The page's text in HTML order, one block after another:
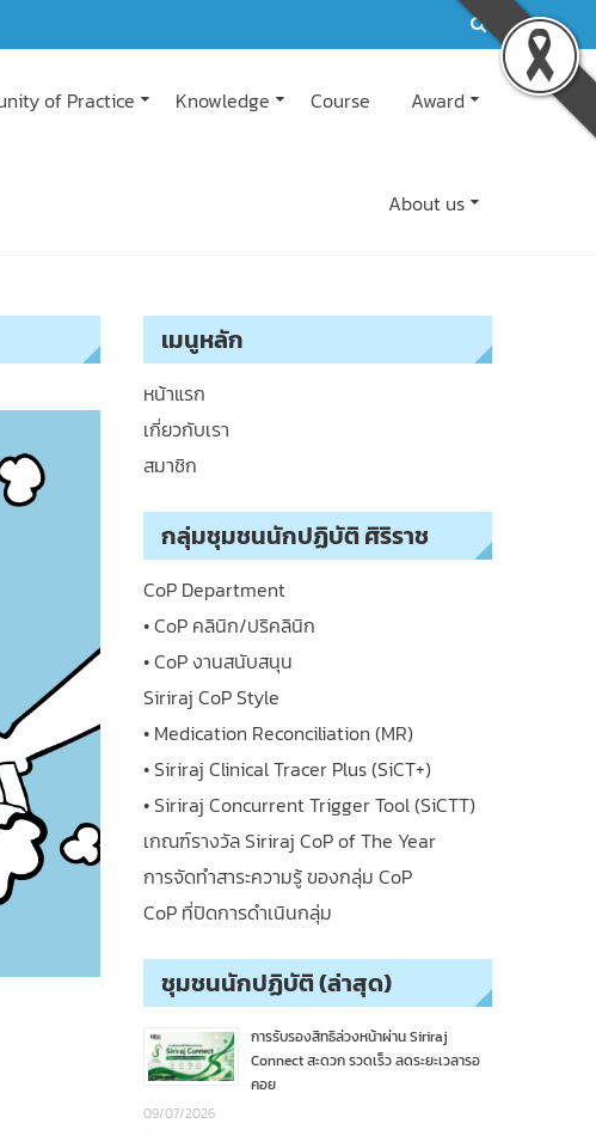
of Practice Knowledge Course Award
About us
เมนูหลัก
หน้าแรก
เกี่ยวกับเรา
สมาชิก
กลุ่มชุมชนนักปฏิบัติ ศิริราช
CoP Department
• CoP คลินิก/ปริคลินิก
• CoP งานสนับสนุน
Siriraj CoP Style
• Medication Reconciliation (MR)
• Siriraj Clinical Tracer Plus (SiCT+)
• Siriraj Concurrent Trigger Tool (SiCTT)
เกณฑ์รางวัล Siriraj CoP of The Year
การจัดทำสาระความรู้ ของกลุ่ม CoP
CoP ที่ปิดการดำเนินกลุ่ม
ชุมชนนักปฏิบัติ (ล่าสุด)
การรับรองสิทธิล่วงหน้าผ่าน Siriraj
Connect สะดวก รวดเร็ว ลดระยะเวลารอ
คอย
09/07/2026